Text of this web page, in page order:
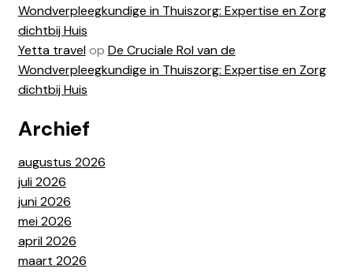
Wondverpleegkundige in Thuiszorg: Expertise en Zorg
dichtbij Huis
Yetta travelop De Cruciale Rol van de
Wondverpleegkundige in Thuiszorg: Expertise en Zorg
dichtbij Huis
Archief
augustus 2026
juli 2026
juni 2026
mei 2026
april 2026
maart 2026